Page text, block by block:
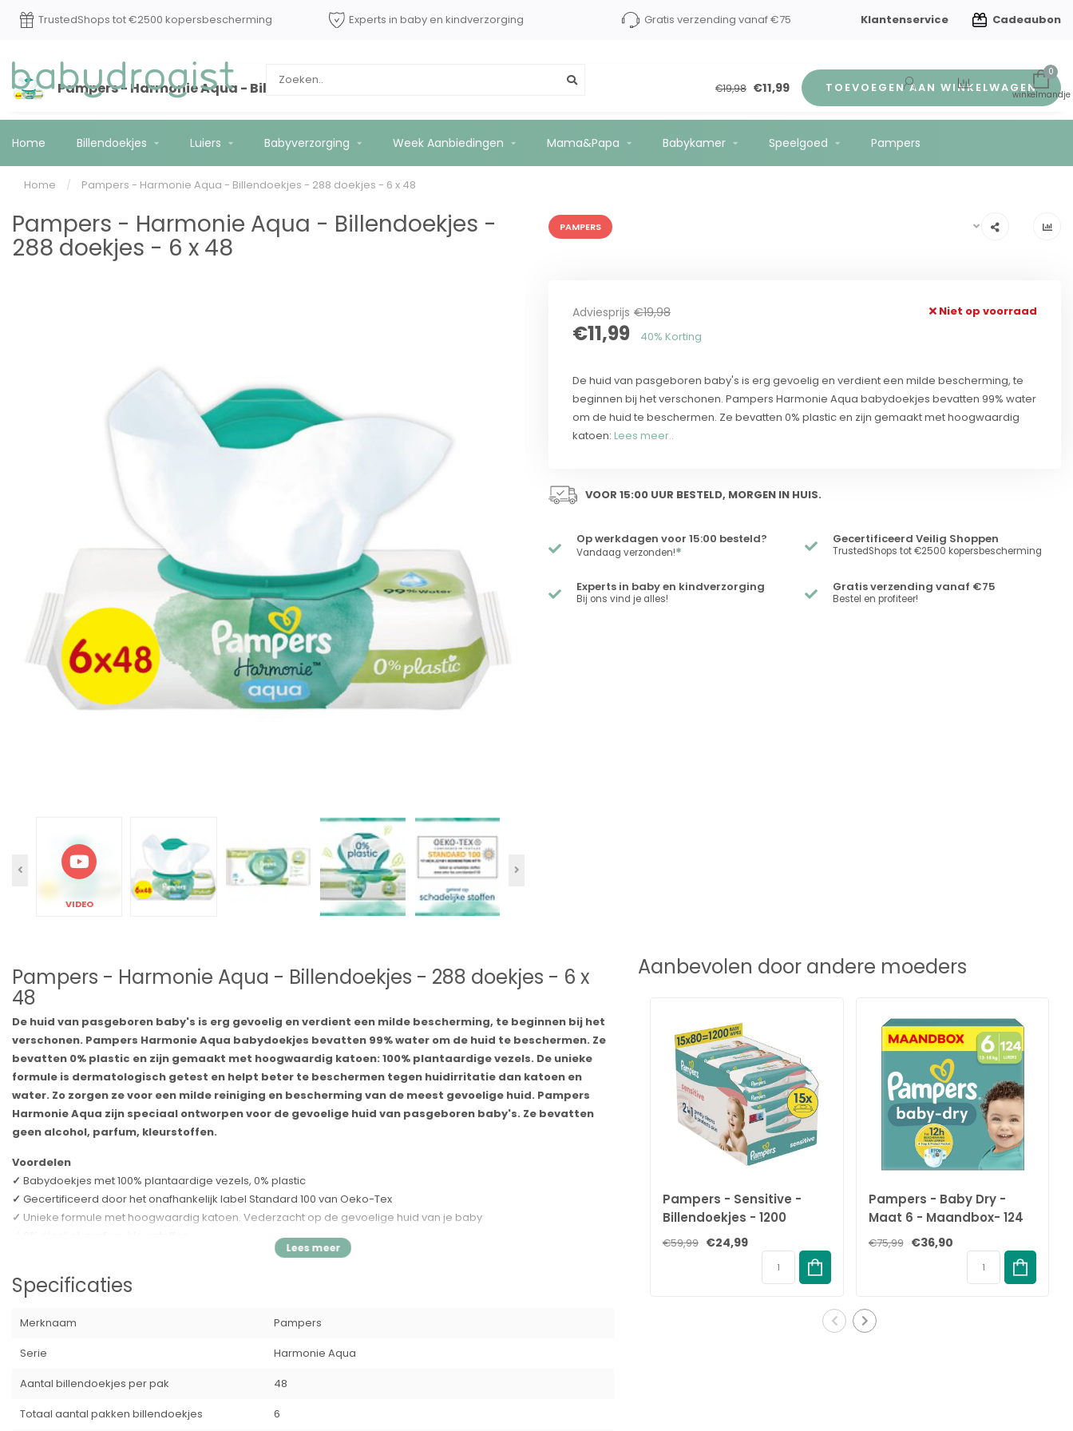
TrustedShops tot €2500 kopersbescherming Experts in baby en kindverzorging Gratis verzending vanaf €75 Klantenservice Cadeaubon
0
Home Billendoekjes Luiers Babyverzorging Week Aanbiedingen Mama&Papa Babykamer Speelgoed Pampers
Home / Pampers - Harmonie Aqua - Billendoekjes - 288 doekjes - 6 x 48
Pampers - Harmonie Aqua - Billendoekjes - 288 doekjes - 6 x 48 €19,98 €11,99 TOEVOEGEN AAN WINKELWAGEN
Pampers - Harmonie Aqua - Billendoekjes -
288 doekjes - 6 x 48
PAMPERS
VIDEO
Adviesprijs €19,98
€11,99 40% Korting
Niet op voorraad
De huid van pasgeboren baby's is erg gevoelig en verdient een milde bescherming, te
beginnen bij het verschonen. Pampers Harmonie Aqua babydoekjes bevatten 99% water
om de huid te beschermen. Ze bevatten 0% plastic en zijn gemaakt met hoogwaardig
katoen: Lees meer..
VOOR 15:00 UUR BESTELD, MORGEN IN HUIS.
Op werkdagen voor 15:00 besteld?
Vandaag verzonden!*
Gecertificeerd Veilig Shoppen
TrustedShops tot €2500 kopersbescherming
Experts in baby en kindverzorging
Bij ons vind je alles!
Gratis verzending vanaf €75
Bestel en profiteer!
Pampers - Harmonie Aqua - Billendoekjes - 288 doekjes - 6 x
48
De huid van pasgeboren baby's is erg gevoelig en verdient een milde bescherming, te beginnen bij het
verschonen. Pampers Harmonie Aqua babydoekjes bevatten 99% water om de huid te beschermen. Ze
bevatten 0% plastic en zijn gemaakt met hoogwaardig katoen: 100% plantaardige vezels. De unieke
formule is dermatologisch getest en helpt beter te beschermen tegen huidirritatie dan katoen en
water. Zo zorgen ze voor een milde reiniging en bescherming van de meest gevoelige huid. Pampers
Harmonie Aqua zijn speciaal ontworpen voor de gevoelige huid van pasgeboren baby's. Ze bevatten
geen alcohol, parfum, kleurstoffen.
Voordelen
✓ Babydoekjes met 100% plantaardige vezels, 0% plastic
✓ Gecertificeerd door het onafhankelijk label Standard 100 van Oeko-Tex
✓ Unieke formule met hoogwaardig katoen. Vederzacht op de gevoelige huid van je baby
Dermatologisch getest en goedgekeurd door dermatologen van de Skin Health Alliance
Helpt de gevoelige babyhuid beter te beschermen tegen irritatie dan katoen en water
✓ Zachtere en mildere reiniging (in vergelijking met gewone Pampers Aqua)
Ingrediënten
EDTA
Veiligheidswaarschuwing
Houd, om wurging en/of verstikking te voorkomen, alle verpakkingsmateriaal buiten het bereik van baby's en
Specificaties
Merknaam
Pampers
Serie
Harmonie Aqua
Aantal billendoekjes per pak
48
Totaal aantal pakken billendoekjes
6
Aanbevolen door andere moeders
Pampers - Sensitive -
Billendoekjes - 1200
doekjes - 15 x 80
€59,99 €24,99
Pampers - Baby Dry -
Maat 6 - Maandbox- 124
luiers - 13/18 KG
€75,99 €36,90